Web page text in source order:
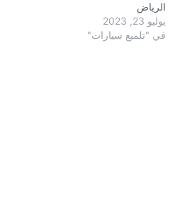
الرياض
يوليو 23, 2023
في "تلميع سيارات"